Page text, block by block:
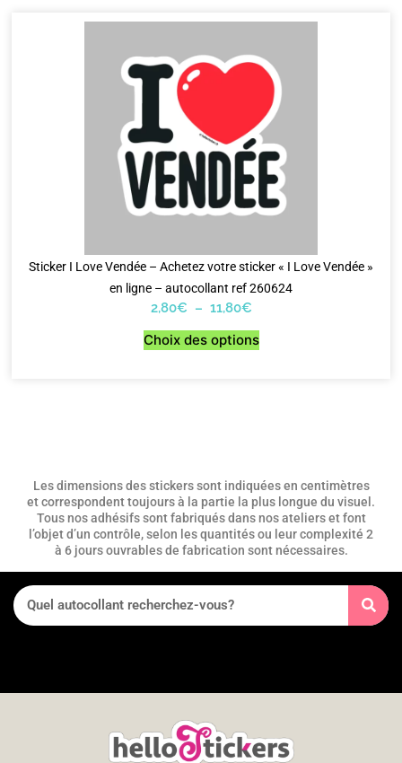
Sticker I Love Vendée – Achetez votre sticker « I Love Vendée »
en ligne – autocollant ref 260624
2,80€ – 11,80€
Choix des options
Les dimensions des stickers sont indiquées en centimètres
et correspondent toujours à la partie la plus longue du visuel.
Tous nos adhésifs sont fabriqués dans nos ateliers et font
l’objet d’un contrôle, selon les quantités ou leur complexité 2
à 6 jours ouvrables de fabrication sont nécessaires.